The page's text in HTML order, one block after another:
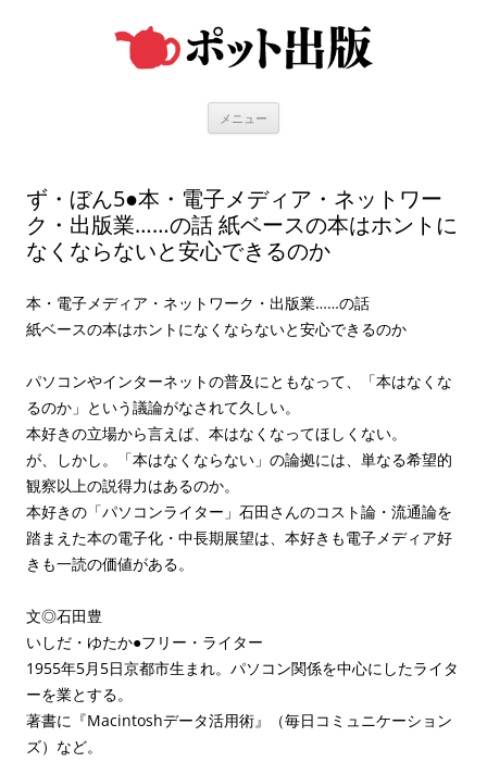
メニュー
ず・ぼん5●本・電子メディア・ネットワー
ク・出版業……の話 紙ベースの本はホントに
なくならないと安心できるのか
本・電子メディア・ネットワーク・出版業……の話
紙ベースの本はホントになくならないと安心できるのか
パソコンやインターネットの普及にともなって、「本はなくな
るのか」という議論がなされて久しい。
本好きの立場から言えば、本はなくなってほしくない。
が、しかし。「本はなくならない」の論拠には、単なる希望的
観察以上の説得力はあるのか。
本好きの「パソコンライター」石田さんのコスト論・流通論を
踏まえた本の電子化・中長期展望は、本好きも電子メディア好
きも一読の価値がある。
文◎石田豊
いしだ・ゆたか●フリー・ライター
1955年5月5日京都市生まれ。パソコン関係を中心にしたライタ
ーを業とする。
著書に『Macintoshデータ活用術』（毎日コミュニケーション
ズ）など。